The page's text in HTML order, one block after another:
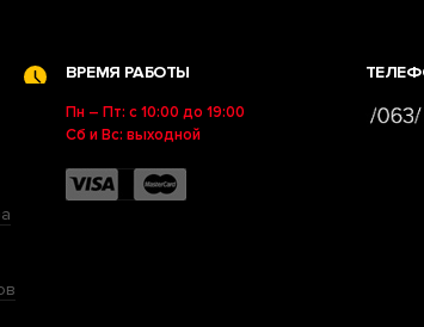
ВРЕМЯ РАБОТЫ
Пн – Пт: с 10:00 до 19:00
Сб и Вс: выходной